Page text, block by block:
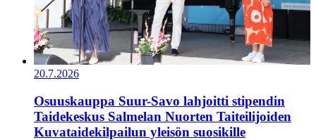
20.7.2026
Osuuskauppa Suur-Savo lahjoitti stipendin
Taidekeskus Salmelan Nuorten Taiteilijoiden
Kuvataidekilpailun yleisön suosikille